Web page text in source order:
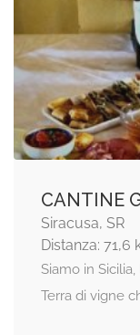
CANTINE
Siracusa, SR
Distanza: 71,6
Siamo in Sicilia,
Terra di vigne